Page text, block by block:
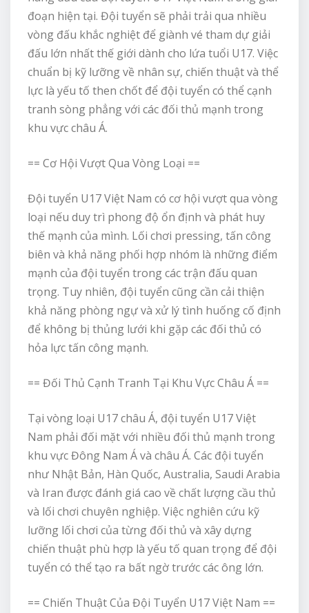
đoạn hiện tại. Đội tuyển sẽ phải trải qua nhiều
vòng đấu khắc nghiệt để giành vé tham dự giải
đấu lớn nhất thế giới dành cho lứa tuổi U17. Việc
chuẩn bị kỹ lưỡng về nhân sự, chiến thuật và thể
lực là yếu tố then chốt để đội tuyển có thể cạnh
tranh sòng phẳng với các đối thủ mạnh trong
khu vực châu Á.
== Cơ Hội Vượt Qua Vòng Loại ==
Đội tuyển U17 Việt Nam có cơ hội vượt qua vòng
loại nếu duy trì phong độ ổn định và phát huy
thế mạnh của mình. Lối chơi pressing, tấn công
biên và khả năng phối hợp nhóm là những điểm
mạnh của đội tuyển trong các trận đấu quan
trọng. Tuy nhiên, đội tuyển cũng cần cải thiện
khả năng phòng ngự và xử lý tình huống cố định
để không bị thủng lưới khi gặp các đối thủ có
hỏa lực tấn công mạnh.
== Đối Thủ Cạnh Tranh Tại Khu Vực Châu Á ==
Tại vòng loại U17 châu Á, đội tuyển U17 Việt
Nam phải đối mặt với nhiều đối thủ mạnh trong
khu vực Đông Nam Á và châu Á. Các đội tuyển
như Nhật Bản, Hàn Quốc, Australia, Saudi Arabia
và Iran được đánh giá cao về chất lượng cầu thủ
và lối chơi chuyên nghiệp. Việc nghiên cứu kỹ
lưỡng lối chơi của từng đối thủ và xây dựng
chiến thuật phù hợp là yếu tố quan trọng để đội
tuyển có thể tạo ra bất ngờ trước các ông lớn.
== Chiến Thuật Của Đội Tuyển U17 Việt Nam ==